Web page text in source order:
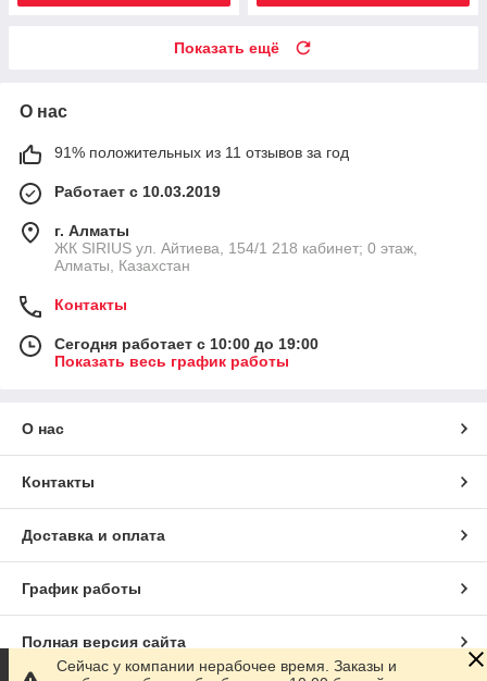
Показать ещё
О нас
91% положительных из 11 отзывов за год
Работает с 10.03.2019
г. Алматы
​ЖК SIRIUS​ ул. Айтиева, 154/1​ 218 кабинет; 0 этаж,
Алматы, Казахстан
Контакты
Сегодня работает с 10:00 до 19:00
Показать весь график работы
О нас
Контакты
Доставка и оплата
График работы
Полная версия сайта
Сейчас у компании нерабочее время. Заказы и